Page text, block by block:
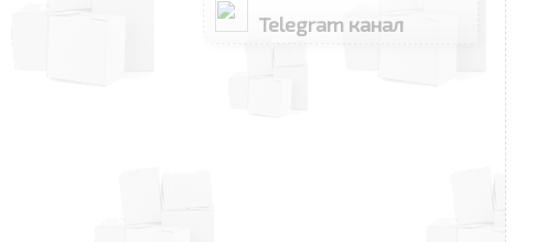
Telegram канал